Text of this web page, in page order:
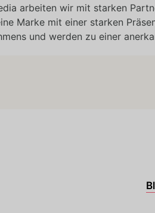
arbeiten wir mit starken
Marke mit einer starken
und werden zu einer